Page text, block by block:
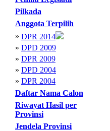
Pilkada
Anggota Terpilih
» DPR 2014
» DPD 2009
» DPR 2009
» DPD 2004
» DPR 2004
Daftar Nama Calon
Riwayat Hasil per
Provinsi
Jendela Provinsi